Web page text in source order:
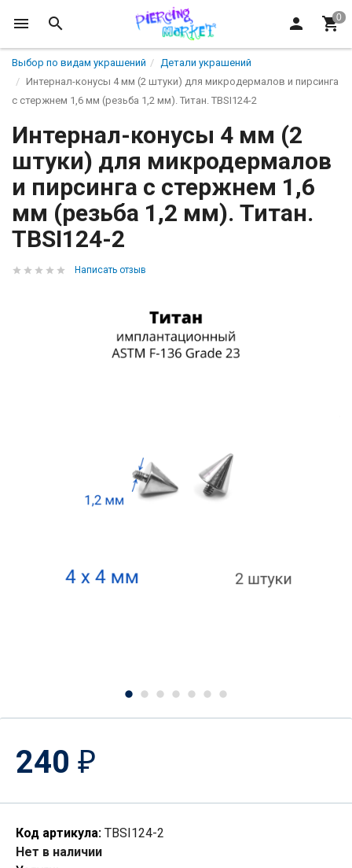
Выбор по видам украшений
Детали украшений
Интернал-конусы 4 мм (2 штуки) для микродермалов и пирсинга
с стержнем 1,6 мм (резьба 1,2 мм). Титан. TBSI124-2
Интернал-конусы 4 мм (2
штуки) для микродермалов
и пирсинга с стержнем 1,6
мм (резьба 1,2 мм). Титан.
TBSI124-2
Написать отзыв
240 ₽
Код артикула: TBSI124-2
Нет в наличии